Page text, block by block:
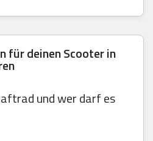
für deinen Scooter in
und wer darf es